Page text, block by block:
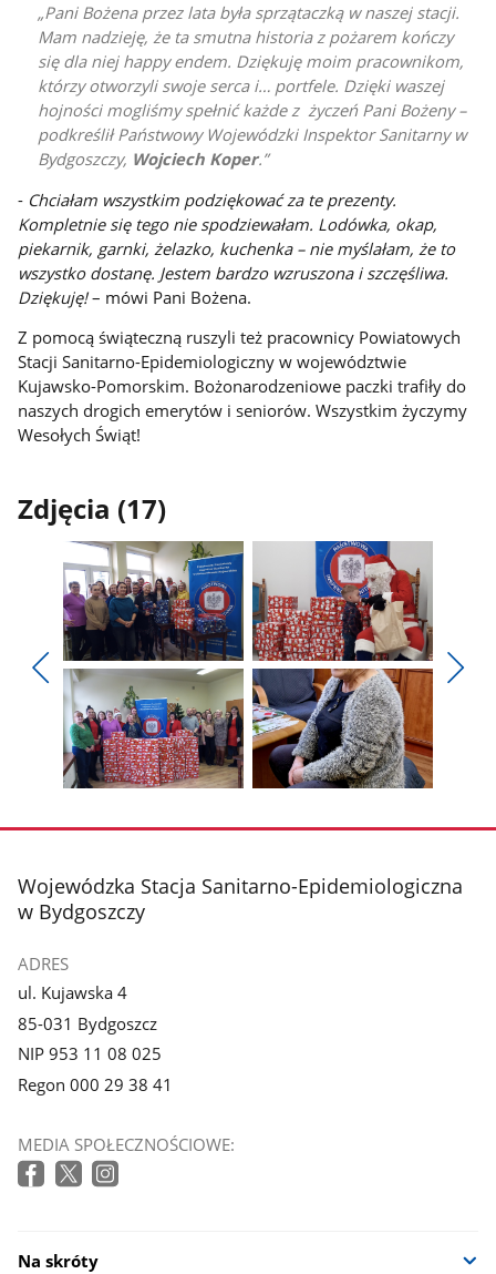
Pani Bożena przez lata była sprzątaczką w naszej stacji.
Mam nadzieję, że ta smutna historia z pożarem kończy
się dla niej happy endem. Dziękuję moim pracownikom,
którzy otworzyli swoje serca i… portfele. Dzięki waszej
hojności mogliśmy spełnić każde z życzeń Pani Bożeny –
podkreślił Państwowy Wojewódzki Inspektor Sanitarny w
Bydgoszczy, Wojciech Koper.
- Chciałam wszystkim podziękować za te prezenty.
Kompletnie się tego nie spodziewałam. Lodówka, okap,
piekarnik, garnki, żelazko, kuchenka – nie myślałam, że to
wszystko dostanę. Jestem bardzo wzruszona i szczęśliwa.
Dziękuję!– mówi Pani Bożena.
Z pomocą świąteczną ruszyli też pracownicy Powiatowych
Stacji Sanitarno-Epidemiologiczny w województwie
Kujawsko-Pomorskim. Bożonarodzeniowe paczki trafiły do
naszych drogich emerytów i seniorów. Wszystkim życzymy
Wesołych Świąt!
Zdjęcia (17)
Pokaż
poprzednie
zdjęcia
Pokaż
zdjęcie
1
z
galerii.
Pokaż
zdjęcie
2
z
galerii.
zdjęcie
galerii.
zdjęcie
galerii.
stopka
Wojewódzka Stacja Sanitarno-Epidemiologiczna
w Bydgoszczy
ADRES
ul. Kujawska 4
85-031 Bydgoszcz
NIP 953 11 08 025
Regon 000 29 38 41
MEDIA SPOŁECZNOŚCIOWE:
Na skróty